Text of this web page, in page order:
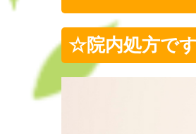
☆院内処方です